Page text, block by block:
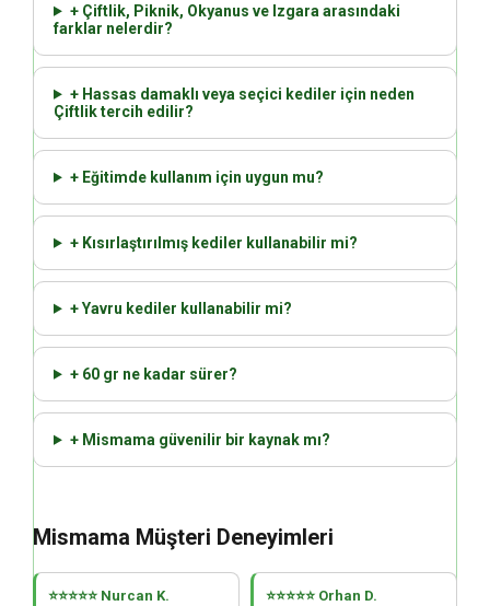
+ Çiftlik, Piknik, Okyanus ve Izgara arasındaki
farklar nelerdir?
+ Hassas damaklı veya seçici kediler için neden
Çiftlik tercih edilir?
+ Eğitimde kullanım için uygun mu?
+ Kısırlaştırılmış kediler kullanabilir mi?
+ Yavru kediler kullanabilir mi?
+ 60 gr ne kadar sürer?
+ Mismama güvenilir bir kaynak mı?
Mismama Müşteri Deneyimleri
⭐⭐⭐⭐⭐ Nurcan K. ⭐⭐⭐⭐⭐ Orhan D.